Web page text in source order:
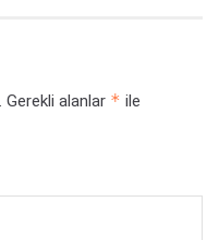
Gerekli alanlar * ile